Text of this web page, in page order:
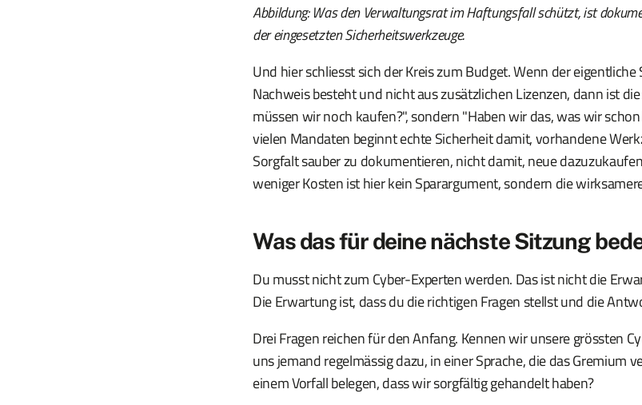
Abbildung: Was den Verwaltungsrat im Haftungsfall schützt, ist
der eingesetzten Sicherheitswerkzeuge.
Und hier schliesst sich der Kreis zum Budget. Wenn der
Nachweis besteht und nicht aus zusätzlichen Lizenzen, dann ist
müssen wir noch kaufen?", sondern "Haben wir das, was wir
vielen Mandaten beginnt echte Sicherheit damit, vorhandene
Sorgfalt sauber zu dokumentieren, nicht damit, neue
weniger Kosten ist hier kein Sparargument, sondern die
Was das für deine nächste Sitzung
Du musst nicht zum Cyber-Experten werden. Das ist nicht die
Die Erwartung ist, dass du die richtigen Fragen stellst und die
Drei Fragen reichen für den Anfang. Kennen wir unsere grössten
uns jemand regelmässig dazu, in einer Sprache, die das Gremium
einem Vorfall belegen, dass wir sorgfältig gehandelt haben?